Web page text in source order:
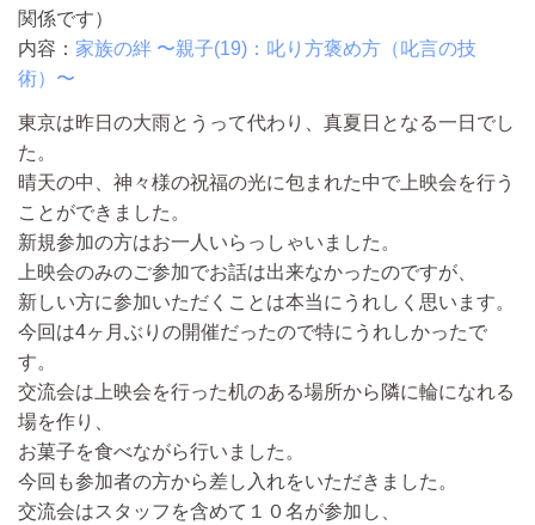
関係です）
内容： 家族の絆 〜親子(19)：叱り方褒め方（叱言の技
術）〜
東京は昨日の大雨とうって代わり、真夏日となる一日でし
た。
晴天の中、神々様の祝福の光に包まれた中で上映会を行う
ことができました。
新規参加の方はお一人いらっしゃいました。
上映会のみのご参加でお話は出来なかったのですが、
新しい方に参加いただくことは本当にうれしく思います。
今回は4ヶ月ぶりの開催だったので特にうれしかったで
す。
交流会は上映会を行った机のある場所から隣に輪になれる
場を作り、
お菓子を食べながら行いました。
今回も参加者の方から差し入れをいただきました。
交流会はスタッフを含めて１０名が参加し、